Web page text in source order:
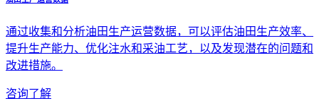
通过收集和分析油田生产运营数据，可以评估油田生产效率、
提升生产能力、优化注水和采油工艺，以及发现潜在的问题和
改进措施。
咨询了解